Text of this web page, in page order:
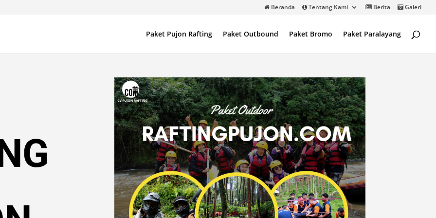
Beranda Tentang Kami Berita Galeri
Paket Pujon Rafting Paket Outbound Paket Bromo Paket Paralayang